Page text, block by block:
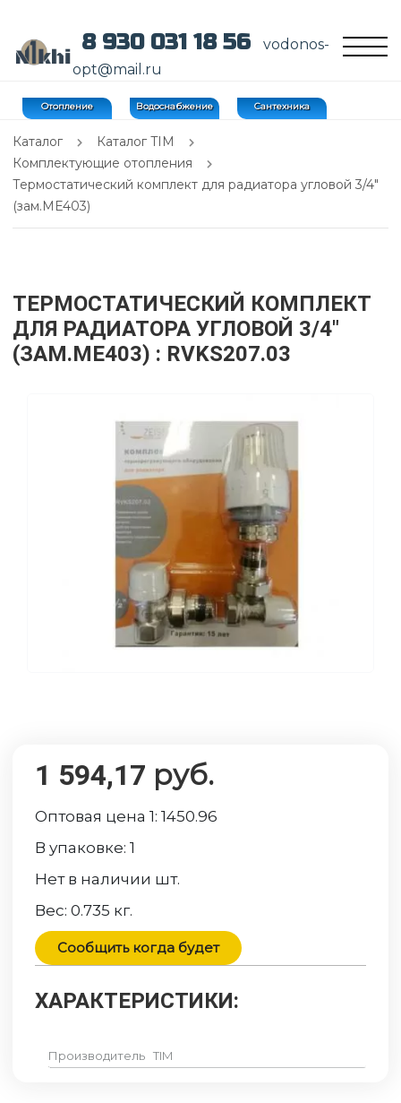
8 930 031 18 56
vodonos-
opt@mail.ru
Отопление Водоснабжение Сантехника
Каталог
Каталог TIM
Комплектующие отопления
Термостатический комплект для радиатора угловой 3/4"
(зам.ME403)
ТЕРМОСТАТИЧЕСКИЙ КОМПЛЕКТ
ДЛЯ РАДИАТОРА УГЛОВОЙ 3/4"
(ЗАМ.ME403) : RVKS207.03
1 594,17 руб.
Оптовая цена 1:1450.96
В упаковке:1
Нет в наличии шт.
Вес:0.735 кг.
Сообщить когда будет
ХАРАКТЕРИСТИКИ:
Производитель TIM